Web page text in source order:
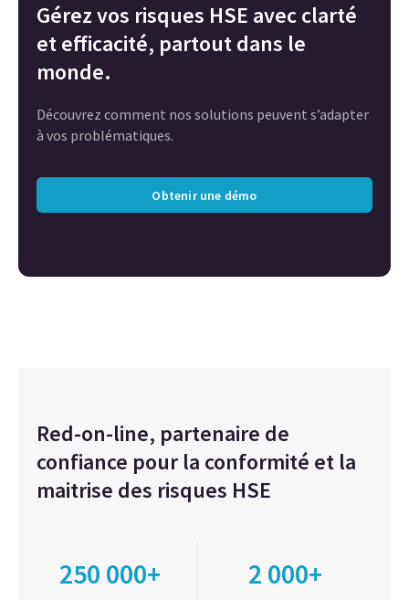
Gérez vos risques HSE avec clarté
et efficacité, partout dans le
monde.
Découvrez comment nos solutions peuvent s’adapter
à vos problématiques.
Obtenir une démo
Red-on-line, partenaire de
confiance pour la conformité et la
maitrise des risques HSE
250 000+ 2 000+